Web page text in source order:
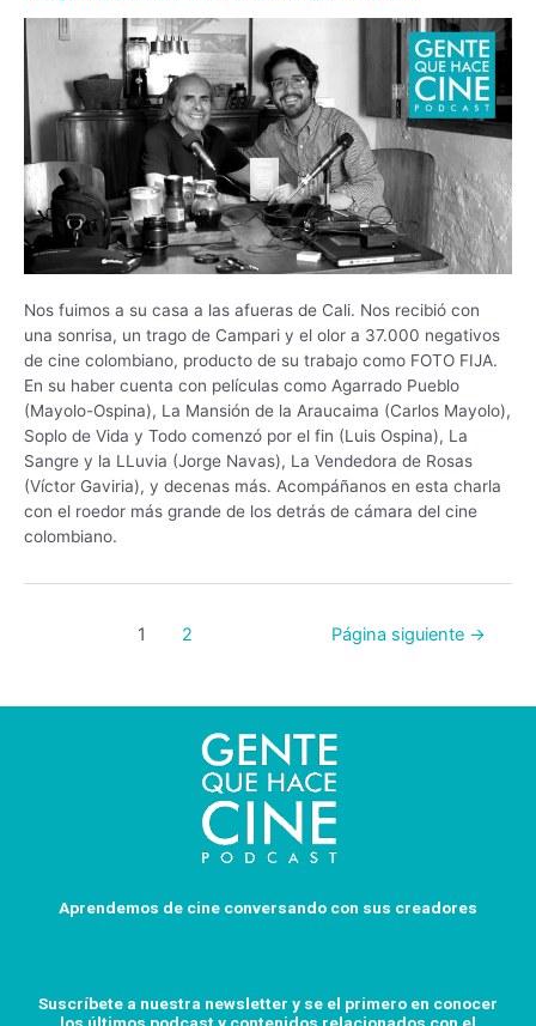
Nos fuimos a su casa a las afueras de Cali. Nos recibió con
una sonrisa, un trago de Campari y el olor a 37.000 negativos
de cine colombiano, producto de su trabajo como FOTO FIJA.
En su haber cuenta con películas como Agarrado Pueblo
(Mayolo-Ospina), La Mansión de la Araucaima (Carlos Mayolo),
Soplo de Vida y Todo comenzó por el fin (Luis Ospina), La
Sangre y la LLuvia (Jorge Navas), La Vendedora de Rosas
(Víctor Gaviria), y decenas más. Acompáñanos en esta charla
con el roedor más grande de los detrás de cámara del cine
colombiano.
1 2 Página siguiente →
Aprendemos de cine conversando con sus creadores
Suscríbete a nuestra newsletter y se el primero en conocer